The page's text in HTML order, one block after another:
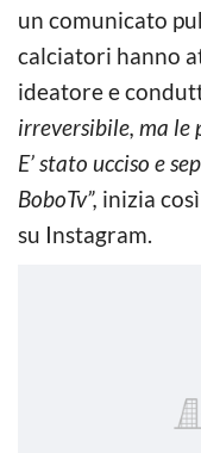
un comunicato
calciatori hanno
ideatore e
irreversibile, ma le
E’ stato ucciso e
BoboTv”, inizia
su Instagram.